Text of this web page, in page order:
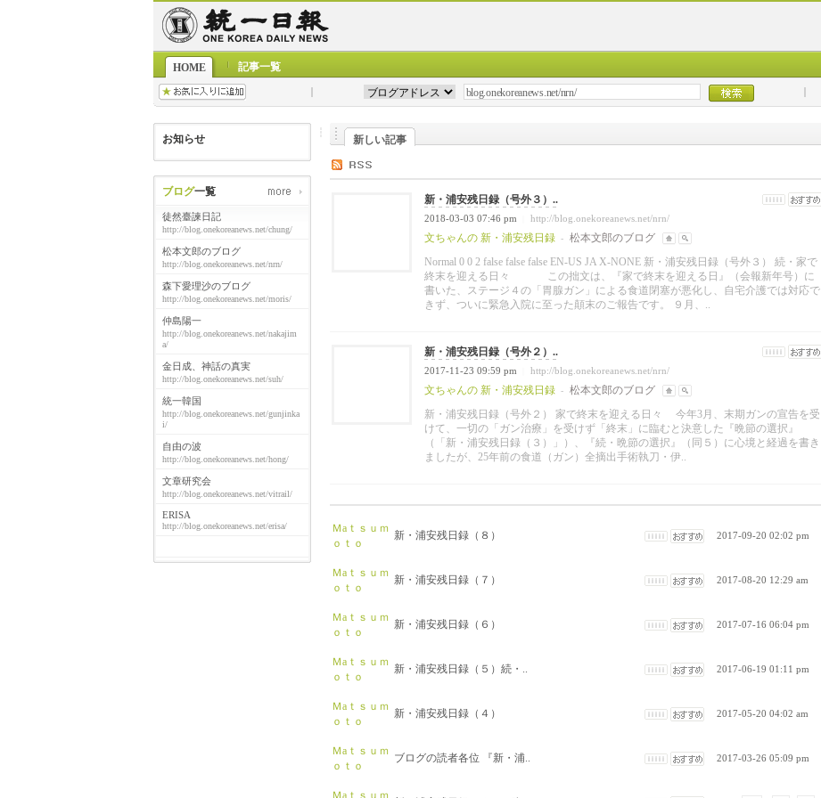
HOME 記事一覧
お知らせ
ブログ一覧
徒然臺諫日記
http://blog.onekoreanews.net/chung/
松本文郎のブログ
http://blog.onekoreanews.net/nrn/
森下愛理沙のブログ
http://blog.onekoreanews.net/moris/
仲島陽一
http://blog.onekoreanews.net/nakajim
a/
金日成、神話の真実
http://blog.onekoreanews.net/suh/
統一韓国
http://blog.onekoreanews.net/gunjinka
i/
自由の波
http://blog.onekoreanews.net/hong/
文章研究会
http://blog.onekoreanews.net/vitrail/
ERISA
http://blog.onekoreanews.net/erisa/
新しい記事
新・浦安残日録（号外３）..
2018-03-03 07:46 pm http://blog.onekoreanews.net/nrn/
文ちゃんの 新・浦安残日録 -
松本文郎のブログ
Normal 0 0 2 false false false EN-US JA X-NONE 新・浦安残日録（号外３） 続・家で
終末を迎える日々 この拙文は、『家で終末を迎える日』（会報新年号）に
書いた、ステージ４の「胃腺ガン」による食道閉塞が悪化し、自宅介護では対応で
きず、ついに緊急入院に至った顛末のご報告です。 ９月、..
新・浦安残日録（号外２）..
2017-11-23 09:59 pm http://blog.onekoreanews.net/nrn/
文ちゃんの 新・浦安残日録 -
松本文郎のブログ
新・浦安残日録（号外２） 家で終末を迎える日々 今年3月、末期ガンの宣告を受
けて、一切の「ガン治療」を受けず「終末」に臨むと決意した『晩節の選択』
（「新・浦安残日録（３）」）、『続・晩節の選択』（同５）に心境と経過を書き
ましたが、25年前の食道（ガン）全摘出手術執刀・伊..
Ｍaｔｓｕｍ
ｏｔｏ
新・浦安残日録（８） 2017-09-20 02:02 pm
Ｍaｔｓｕｍ
ｏｔｏ
新・浦安残日録（７） 2017-08-20 12:29 am
Ｍaｔｓｕｍ
ｏｔｏ
新・浦安残日録（６） 2017-07-16 06:04 pm
Ｍaｔｓｕｍ
ｏｔｏ
新・浦安残日録（５）続・.. 2017-06-19 01:11 pm
Ｍaｔｓｕｍ
ｏｔｏ
新・浦安残日録（４） 2017-05-20 04:02 am
Ｍaｔｓｕｍ
ｏｔｏ
ブログの読者各位 『新・浦.. 2017-03-26 05:09 pm
Ｍaｔｓｕｍ